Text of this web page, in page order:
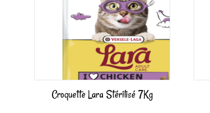
Croquette Lara Stérilisé 7Kg